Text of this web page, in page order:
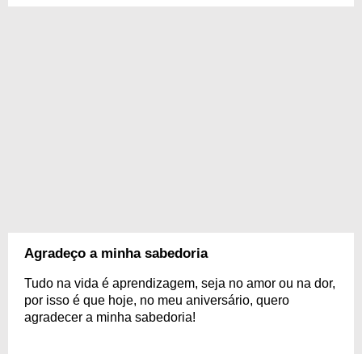
Agradeço a minha sabedoria
Tudo na vida é aprendizagem, seja no amor ou na dor,
por isso é que hoje, no meu aniversário, quero
agradecer a minha sabedoria!